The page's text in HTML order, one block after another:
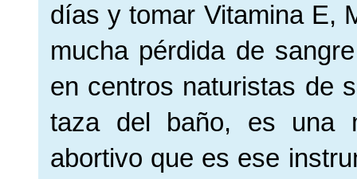
días y tomar Vitamina E,
mucha pérdida de
en centros naturistas de
taza del baño, es una
abortivo que es ese